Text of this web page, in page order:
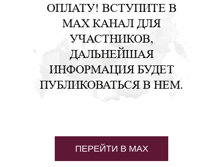
ОПЛАТУ! ВСТУПИТЕ В
MAX КАНАЛ ДЛЯ
УЧАСТНИКОВ,
ДАЛЬНЕЙШАЯ
ИНФОРМАЦИЯ БУДЕТ
ПУБЛИКОВАТЬСЯ В НЕМ.
ПЕРЕЙТИ В MAX